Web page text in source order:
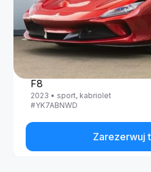
Ferrari
F8
2023 • sport, kabriolet
#YK7ABNWD
Zarezerwuj